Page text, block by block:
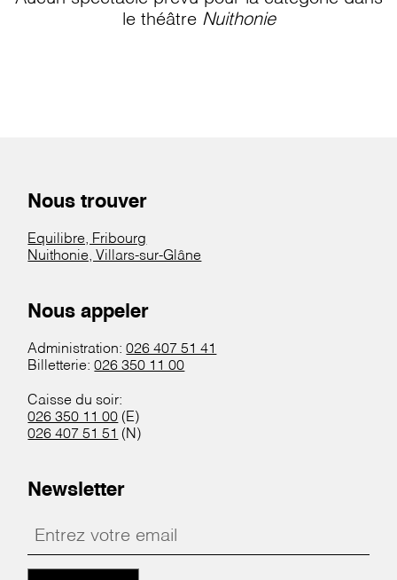
le théâtre Nuithonie
Nous trouver
Equilibre, Fribourg
Nuithonie, Villars-sur-Glâne
Nous appeler
Administration:026 407 51 41
Billetterie:026 350 11 00
Caisse du soir:
026 350 11 00 (E)
026 407 51 51 (N)
Newsletter